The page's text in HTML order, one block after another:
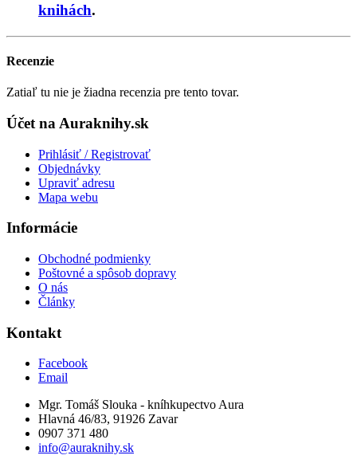
knihách.
Recenzie
Zatiaľ tu nie je žiadna recenzia pre tento tovar.
Účet na Auraknihy.sk
Prihlásiť / Registrovať
Objednávky
Upraviť adresu
Mapa webu
Informácie
Obchodné podmienky
Poštovné a spôsob dopravy
O nás
Články
Kontakt
Facebook
Email
Mgr. Tomáš Slouka - kníhkupectvo Aura
Hlavná 46/83, 91926 Zavar
0907 371 480
info@auraknihy.sk